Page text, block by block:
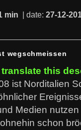
min | date: 27-12-
wegschmeissen
translate this
ist Norditalien
Medien
schon